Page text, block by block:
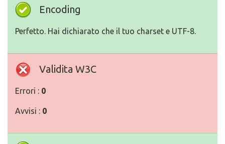
Encoding
Perfetto. Hai dichiarato che il tuo charset e UTF-8.
Validita W3C
Errori : 0
Avvisi : 0